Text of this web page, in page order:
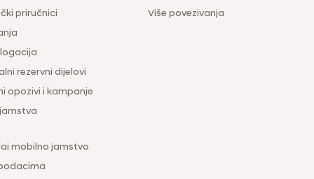
priručnici
rezervni dijelovi
opozivi i kampanje
mobilno jamstvo
Više povezivanja